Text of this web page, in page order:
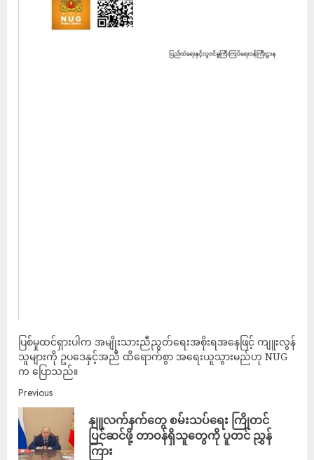
ပြစ်မှုထင်ရှားပါက အမျိုးသားညီညွတ်ရေးအစိုးရအနေဖြင့် ကျူးလွန်
သူများကို ဥပဒေနှင့်အညီ ထိရောက်စွာ အရေးယူသွားမည်ဟု NUG
က ပြောသည်။
Previous
နျူလက်နက်တွေ စမ်းသပ်ရေး ကြိုတင်
ပြင်ဆင်ဖို့ တာဝန်ရှိသူတွေကို ပူတင် ညွှန်
ကြား